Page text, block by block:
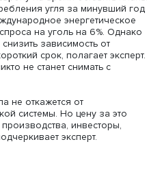
— увеличение
европейской страной в
которая планирует
по мнению эксперта,
сложнореализуем и
атомной отрасли в
до 10 лет и более.
суверенитету
2022 года успешно
«Олкилуото». Однако и тут
сотрудничество в сфере